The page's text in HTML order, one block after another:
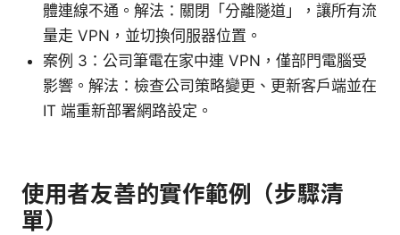
體連線不通。解法：關閉「分離隧道」，讓所有流
量走 VPN，並切換伺服器位置。
案例 3：公司筆電在家中連 VPN，僅部門電腦受
影響。解法：檢查公司策略變更、更新客戶端並在
IT 端重新部署網路設定。
使用者友善的實作範例（步驟清
單）